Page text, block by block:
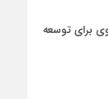
برای توسعه